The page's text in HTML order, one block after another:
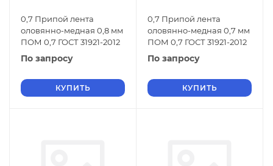
0,7 Припой лента
оловянно-медная 0,8 мм
ПОМ 0,7 ГОСТ 31921-2012
По запросу
КУПИТЬ
0,7 Припой лента
оловянно-медная 0,7 мм
ПОМ 0,7 ГОСТ 31921-2012
По запросу
КУПИТЬ